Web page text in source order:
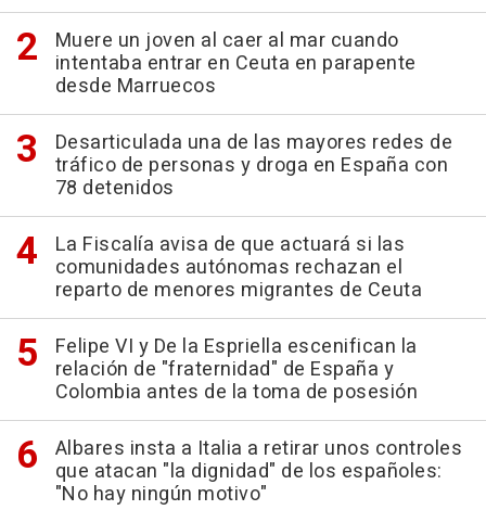
Muere un joven al caer al mar cuando
intentaba entrar en Ceuta en parapente
desde Marruecos
Desarticulada una de las mayores redes de
tráfico de personas y droga en España con
78 detenidos
La Fiscalía avisa de que actuará si las
comunidades autónomas rechazan el
reparto de menores migrantes de Ceuta
Felipe VI y De la Espriella escenifican la
relación de "fraternidad" de España y
Colombia antes de la toma de posesión
Albares insta a Italia a retirar unos controles
que atacan "la dignidad" de los españoles:
"No hay ningún motivo"